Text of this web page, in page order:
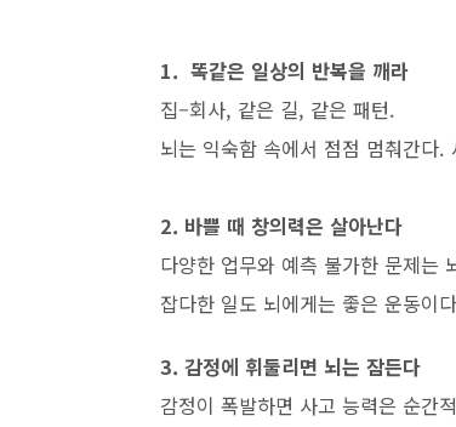
1. 똑같은 일상의 반복을 깨라
집–회사, 같은 길, 같은 패턴.
뇌는 익숙함 속에서 점점 멈춰간다
2. 바쁠 때 창의력은 살아난다
다양한 업무와 예측 불가한 문제는
잡다한 일도 뇌에게는 좋은 운동이
3. 감정에 휘둘리면 뇌는 잠든다
감정이 폭발하면 사고 능력은 순간